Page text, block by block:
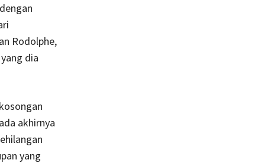
Rodolphe,
dia
akhirnya
yang